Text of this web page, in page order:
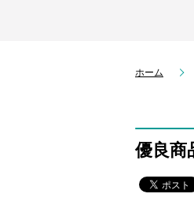
ホーム
優良